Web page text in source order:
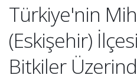
Türkiye'nin
(Eskişehir)
Bitkiler